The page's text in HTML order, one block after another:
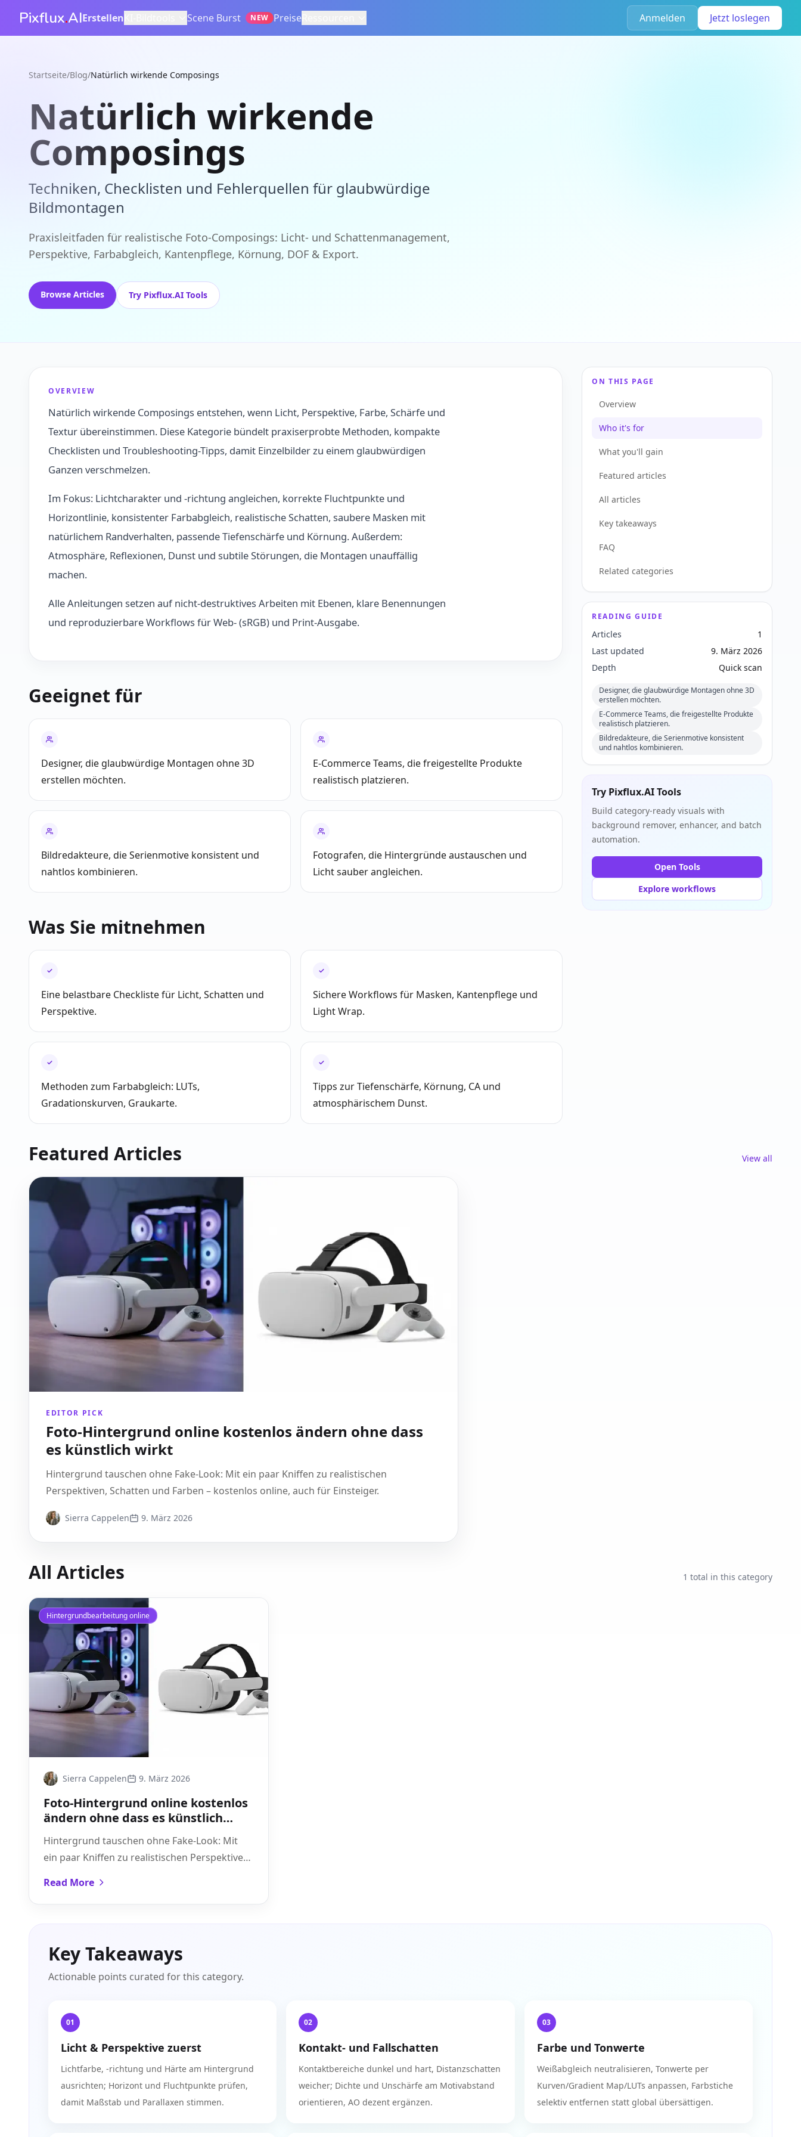
Pixflux.AIErstellen Scene Burst NEW PreiseRessourcen Anmelden Jetzt loslegen
Startseite/Blog/Natürlich wirkende Composings
Natürlich wirkende
Composings
Techniken, Checklisten und Fehlerquellen für glaubwürdige
Bildmontagen
Praxisleitfaden für realistische Foto-Composings: Licht- und Schattenmanagement,
Perspektive, Farbabgleich, Kantenpflege, Körnung, DOF & Export.
Browse Articles Try Pixflux.AI Tools
OVERVIEW
Natürlich wirkende Composings entstehen, wenn Licht, Perspektive, Farbe, Schärfe und
Textur übereinstimmen. Diese Kategorie bündelt praxiserprobte Methoden, kompakte
Checklisten und Troubleshooting-Tipps, damit Einzelbilder zu einem glaubwürdigen
Ganzen verschmelzen.
Im Fokus: Lichtcharakter und -richtung angleichen, korrekte Fluchtpunkte und
Horizontlinie, konsistenter Farbabgleich, realistische Schatten, saubere Masken mit
natürlichem Randverhalten, passende Tiefenschärfe und Körnung. Außerdem:
Atmosphäre, Reflexionen, Dunst und subtile Störungen, die Montagen unauffällig
machen.
Alle Anleitungen setzen auf nicht-destruktives Arbeiten mit Ebenen, klare Benennungen
und reproduzierbare Workflows für Web- (sRGB) und Print-Ausgabe.
Geeignet für
Designer, die glaubwürdige Montagen ohne 3D
erstellen möchten.
E-Commerce Teams, die freigestellte Produkte
realistisch platzieren.
Bildredakteure, die Serienmotive konsistent und
nahtlos kombinieren.
Fotografen, die Hintergründe austauschen und
Licht sauber angleichen.
Was Sie mitnehmen
✓
Eine belastbare Checkliste für Licht, Schatten und
Perspektive.
✓
Sichere Workflows für Masken, Kantenpflege und
Light Wrap.
✓
Methoden zum Farbabgleich: LUTs,
Gradationskurven, Graukarte.
✓
Tipps zur Tiefenschärfe, Körnung, CA und
atmosphärischem Dunst.
ON THIS PAGE
Overview
Who it's for
What you'll gain
Featured articles
All articles
Key takeaways
FAQ
Related categories
READING GUIDE
Articles
1
Last updated
9. März 2026
Depth
Quick scan
Designer, die glaubwürdige Montagen ohne 3D
erstellen möchten.
E-Commerce Teams, die freigestellte Produkte
realistisch platzieren.
Bildredakteure, die Serienmotive konsistent
und nahtlos kombinieren.
Try Pixflux.AI Tools
Build category-ready visuals with
background remover, enhancer, and batch
automation.
Open Tools
Explore workflows
Featured Articles View all
EDITOR PICK
Foto-Hintergrund online kostenlos ändern ohne dass
es künstlich wirkt
Hintergrund tauschen ohne Fake-Look: Mit ein paar Kniffen zu realistischen
Perspektiven, Schatten und Farben – kostenlos online, auch für Einsteiger.
Sierra Cappelen 9. März 2026
All Articles 1 total in this category
Hintergrundbearbeitung online
Sierra Cappelen 9. März 2026
Foto-Hintergrund online kostenlos
ändern ohne dass es künstlich
Hintergrund tauschen ohne Fake-Look: Mit
ein paar Kniffen zu realistischen Perspektiven,
Read More
Key Takeaways
Actionable points curated for this category.
01
Licht & Perspektive zuerst
Lichtfarbe, -richtung und Härte am Hintergrund
ausrichten; Horizont und Fluchtpunkte prüfen,
damit Maßstab und Parallaxen stimmen.
02
Kontakt- und Fallschatten
Kontaktbereiche dunkel und hart, Distanzschatten
weicher; Dichte und Unschärfe am Motivabstand
orientieren, AO dezent ergänzen.
03
Farbe und Tonwerte
Weißabgleich neutralisieren, Tonwerte per
Kurven/Gradient Map/LUTs anpassen, Farbstiche
selektiv entfernen statt global übersättigen.